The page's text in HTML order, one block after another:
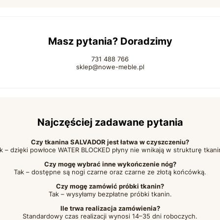
Masz pytania? Doradzimy
731 488 766
sklep@nowe-meble.pl
Najczęściej zadawane pytania
Czy tkanina SALVADOR jest łatwa w czyszczeniu?
– dzięki powłoce WATER BLOCKED płyny nie wnikają w strukturę
Czy mogę wybrać inne wykończenie nóg?
Tak – dostępne są nogi czarne oraz czarne ze złotą końcówką.
Czy mogę zamówić próbki tkanin?
Tak – wysyłamy bezpłatne próbki tkanin.
Ile trwa realizacja zamówienia?
Standardowy czas realizacji wynosi 14–35 dni roboczych.